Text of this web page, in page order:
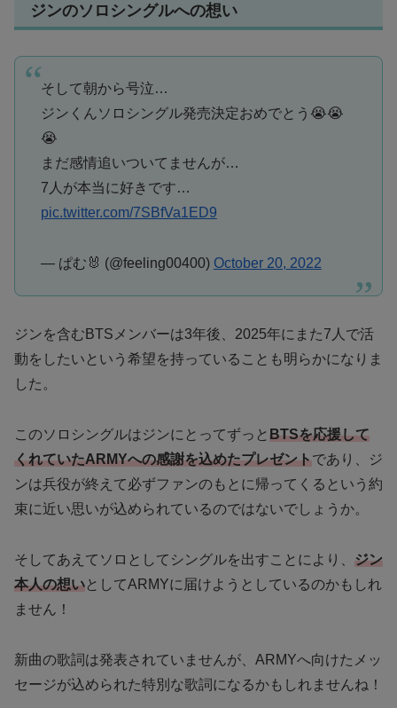
ジンのソロシングルへの想い
そして朝から号泣…
ジンくんソロシングル発売決定おめでとう😭😭
😭
まだ感情追いついてませんが…
7人が本当に好きです…
pic.twitter.com/7SBfVa1ED9
— ぱむ🐰 (@feeling00400) October 20, 2022
ジンを含むBTSメンバーは3年後、2025年にまた7人で活
動をしたいという希望を持っていることも明らかになりま
した。
このソロシングルはジンにとってずっと BTSを応援して
くれていたARMYへの感謝を込めたプレゼントであり、ジ
ンは兵役が終えて必ずファンのもとに帰ってくるという約
束に近い思いが込められているのではないでしょうか。
そしてあえてソロとしてシングルを出すことにより、 ジン
本人の想いとしてARMYに届けようとしているのかもしれ
ません！
新曲の歌詞は発表されていませんが、ARMYへ向けたメッ
セージが込められた特別な歌詞になるかもしれませんね！